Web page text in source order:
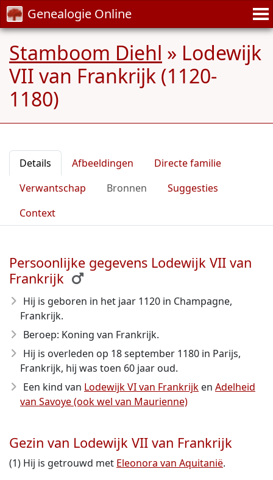
Genealogie Online
Stamboom Diehl » Lodewijk
VII van Frankrijk (1120-
1180)
Details Afbeeldingen
Directe familie
Verwantschap
Bronnen
Suggesties
Context
Persoonlijke gegevens Lodewijk VII van
Frankrijk
Hij is geboren in het jaar 1120 in Champagne,
Frankrijk.
Beroep: Koning van Frankrijk.
Hij is overleden op 18 september 1180 in Parijs,
Frankrijk, hij was toen 60 jaar oud.
Een kind van Lodewijk VI van Frankrijk en Adelheid
van Savoye (ook wel van Maurienne)
Gezin van Lodewijk VII van Frankrijk
(1) Hij is getrouwd met Eleonora van Aquitanië.